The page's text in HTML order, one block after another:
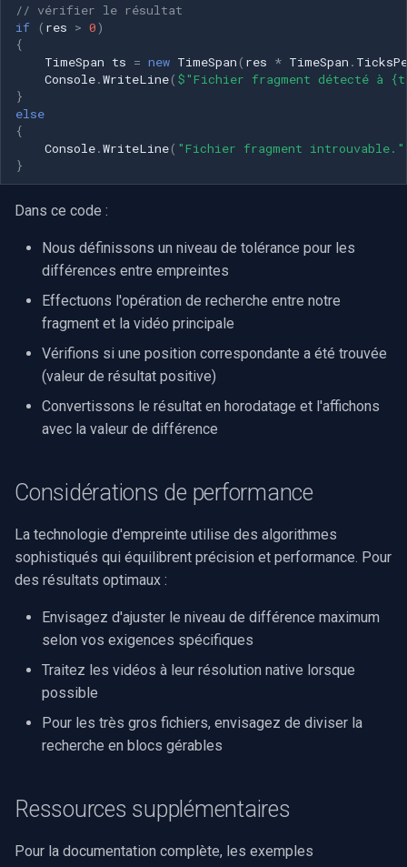
CP Plus
BrickCom
Edimax
EZVIZ
Wisenet
Imou
Wyze
Verkada
Rhombus
Arlo
Tenda
Mercusys
// vérifier le résultat
if
( res > 0)
{
TimeSpan ts = new TimeSpan ( res * TimeSpan .
Console.WriteLine( $"Fichier fragment détecté à
}
else
{
Console.WriteLine( "Fichier fragment introuvable."
}
Dans ce code :
Nous définissons un niveau de tolérance pour les
différences entre empreintes
Effectuons l'opération de recherche entre notre
fragment et la vidéo principale
Vérifions si une position correspondante a été trouvée
(valeur de résultat positive)
Convertissons le résultat en horodatage et l'affichons
avec la valeur de différence
Considérations de performance
La technologie d'empreinte utilise des algorithmes
sophistiqués qui équilibrent précision et performance. Pour
des résultats optimaux :
Envisagez d'ajuster le niveau de différence maximum
selon vos exigences spécifiques
Traitez les vidéos à leur résolution native lorsque
possible
Pour les très gros fichiers, envisagez de diviser la
recherche en blocs gérables
Ressources supplémentaires
Pour la documentation complète, les exemples